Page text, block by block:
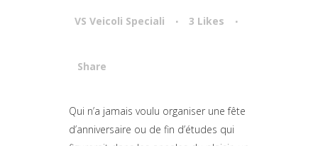
VS Veicoli Speciali 3 Likes
Share
Attiva comando
Qui n’a jamais voulu organiser une fête
d’anniversaire ou de fin d’études qui